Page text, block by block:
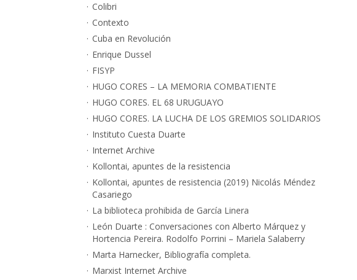
Colibri
Contexto
Cuba en Revolución
Enrique Dussel
FISYP
HUGO CORES – LA MEMORIA COMBATIENTE
HUGO CORES. EL 68 URUGUAYO
HUGO CORES. LA LUCHA DE LOS GREMIOS SOLIDARIOS
Instituto Cuesta Duarte
Internet Archive
Kollontai, apuntes de la resistencia
Kollontai, apuntes de resistencia (2019) Nicolás Méndez
Casariego
La biblioteca prohibida de García Linera
León Duarte : Conversaciones con Alberto Márquez y
Hortencia Pereira. Rodolfo Porrini – Mariela Salaberry
Marta Harnecker, Bibliografía completa.
Marxist Internet Archive